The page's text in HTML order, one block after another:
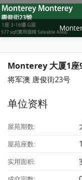
Monterey 大厦1座
将军澳 唐俊街23号
单位资料
屋苑期数:
屋苑座数:
实用面积: